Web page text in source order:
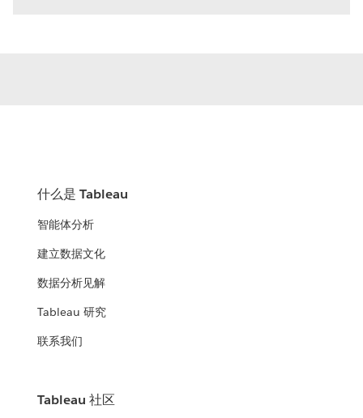
什么是 Tableau
智能体分析
建立数据文化
数据分析见解
Tableau 研究
联系我们
Tableau 社区